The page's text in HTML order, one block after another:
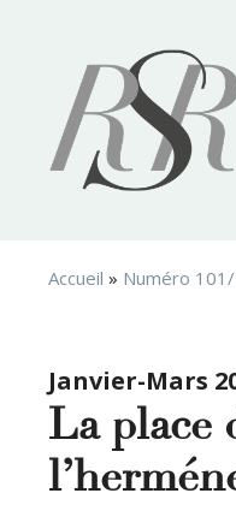
Accueil » Numéro 101/
Janvier-Mars
La place